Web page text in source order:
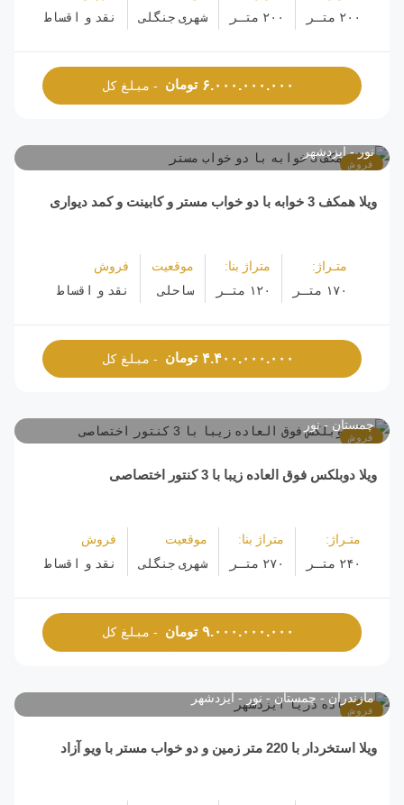
۲۰۰ متـر ۲۰۰ متـر شهری جنگلی نقد و اقساط
۶.۰۰۰.۰۰۰.۰۰۰ تومان - مبلغ کل
فروش
نور ایزدشهر
ویلا همکف 3 خوابه با دو خواب مستر و کابینت و کمد دیواری
متـراژ:
۱۷۰ متـر
متراژ بنا:
۱۲۰ متـر
موقعیت
ساحلی
فروش
نقد و اقساط
۴.۴۰۰.۰۰۰.۰۰۰ تومان - مبلغ کل
فروش
چمستان نور
ویلا دوبلکس فوق العاده زیبا با 3 کنتور اختصاصی
متـراژ:
۲۴۰ متـر
متراژ بنا:
۲۷۰ متـر
موقعیت
شهری جنگلی
فروش
نقد و اقساط
۹.۰۰۰.۰۰۰.۰۰۰ تومان - مبلغ کل
فروش
مازندران چمستان نور ایزدشهر
ویلا استخردار با 220 متر زمین و دو خواب مستر با ویو آزاد